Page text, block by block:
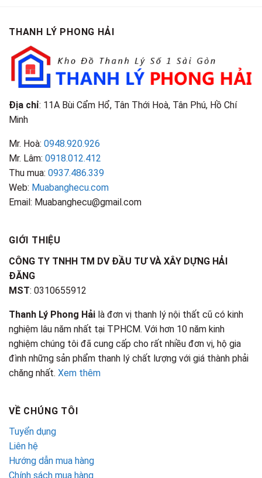
Điểm
Nhận
Biết
THANH LÝ PHONG HẢI
Địa chỉ: 11A Bùi Cẩm Hổ, Tân Thới Hoà, Tân Phú, Hồ Chí
Minh
Mr. Hoà: 0948.920.926
Mr. Lâm: 0918.012.412
Thu mua: 0937.486.339
Web: Muabanghecu.com
Email: Muabanghecu@gmail.com
GIỚI THIỆU
CÔNG TY TNHH TM DV ĐẦU TƯ VÀ XÂY DỰNG HẢI
ĐĂNG
MST: 0310655912
Thanh Lý Phong Hải là đơn vị thanh lý nội thất cũ có kinh
nghiệm lâu năm nhất tại TPHCM. Với hơn 10 năm kinh
nghiệm chúng tôi đã cung cấp cho rất nhiều đơn vị, hộ gia
đình những sản phẩm thanh lý chất lượng với giá thành phải
chăng nhất. Xem thêm
VỀ CHÚNG TÔI
Tuyển dụng
Liên hệ
Hướng dẫn mua hàng
Chính sách mua hàng